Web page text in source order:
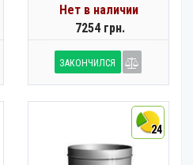
Нет в наличии
7254 грн.
ЗАКОНЧИЛСЯ
24